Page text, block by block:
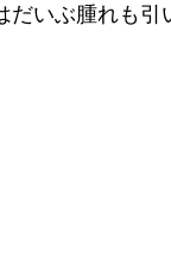
いぶ腫れも引